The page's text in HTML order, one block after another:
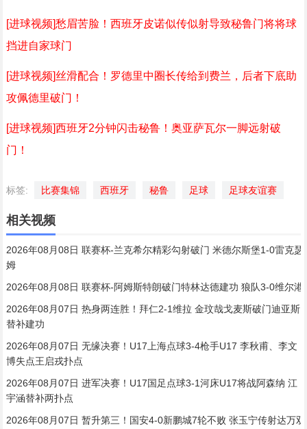
[进球视频]愁眉苦脸！西班牙皮诺似传似射导致秘鲁门将将球
挡进自家球门
[进球视频]丝滑配合！罗德里中圈长传给到费兰，后者下底助
攻佩德里破门！
[进球视频]西班牙2分钟闪击秘鲁！奥亚萨瓦尔一脚远射破
门！
标签: 比赛集锦 西班牙 秘鲁 足球 足球友谊赛
相关视频
2026年08月08日 联赛杯-兰克希尔精彩勾射破门 米德尔斯堡1-0雷克瑟
姆
2026年08月08日 联赛杯-阿姆斯特朗破门特林达德建功 狼队3-0维尔港
2026年08月07日 热身两连胜！拜仁2-1维拉 金玟哉戈麦斯破门迪亚斯
替补建功
2026年08月07日 无缘决赛！U17上海点球3-4枪手U17 李秋甫、李文
博失点王启戎扑点
2026年08月07日 进军决赛！U17国足点球3-1河床U17将战阿森纳 江
宇涵替补两扑点
2026年08月07日 暂升第三！国安4-0新鹏城7轮不败 张玉宁传射达万双